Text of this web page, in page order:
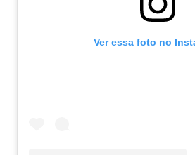
Ver essa foto no